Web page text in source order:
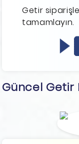
Getir
tamamlayın.
Güncel Getir